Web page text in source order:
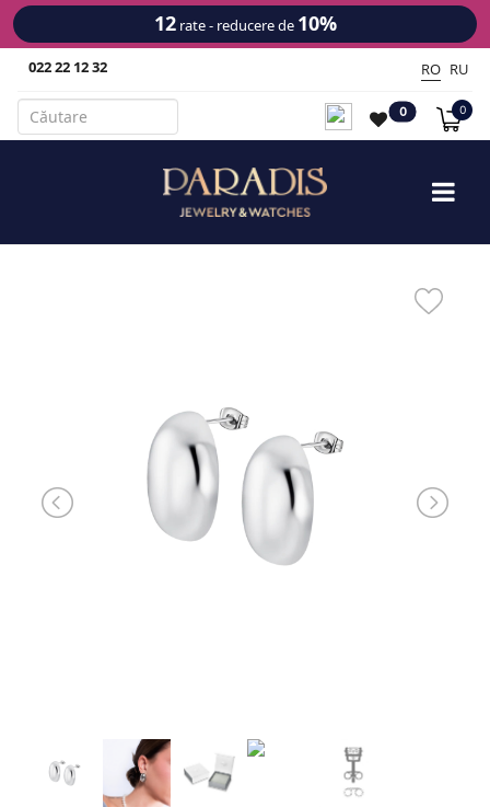
12rate - reducere de 10%
022 22 12 32 RO RU
0 0